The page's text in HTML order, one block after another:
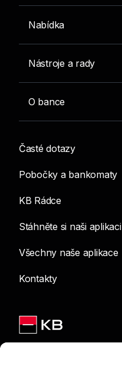
Nabídka
Nástroje a rady
O bance
Časté dotazy
Pobočky a bankomaty
KB Rádce
Stáhněte si naši aplikaci
Všechny naše aplikace
Kontakty